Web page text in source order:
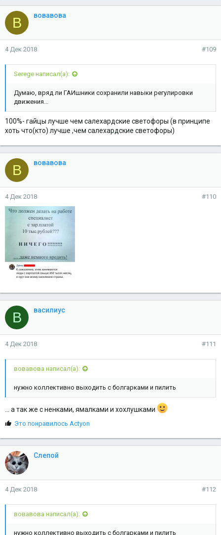
В вовавова
4 Дек 2018 #109
Serege написал(а):
Думаю, вряд ли ГАИшники сохранили навыки регулировки
движения...
100%- гайцы лучше чем салехардские светофоры (в принципе
хоть что(кто) лучше ,чем салехардские светофоры)
В вовавова
4 Дек 2018 #110
В василиус
4 Дек 2018 #111
вовавова написал(а):
нужно коллективно выходить с болгарками и пилить
... а так же с ненками, ямалками и хохлушками
С
м
п
а
т
и
и
:
Это понравилось Actyon
Слепой
4 Дек 2018 #112
вовавова написал(а):
нужно коллективно выходить с болгарками и пилить